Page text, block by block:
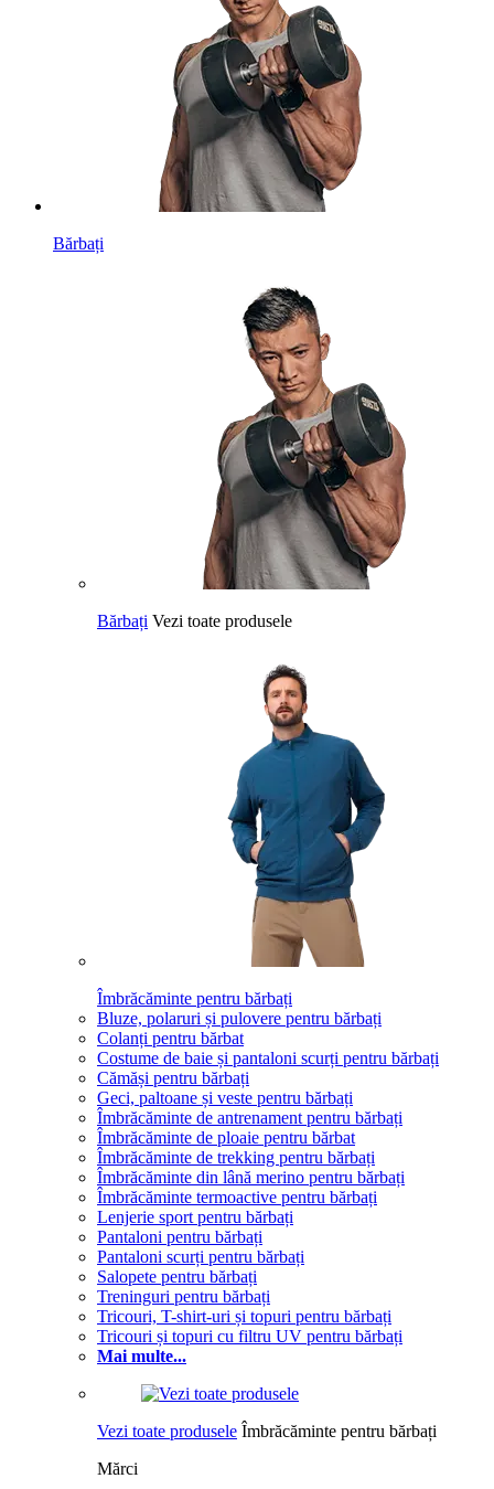
Bărbați
Bărbați Vezi toate produsele
Îmbrăcăminte pentru bărbați
Bluze, polaruri și pulovere pentru bărbați
Colanți pentru bărbat
Costume de baie și pantaloni scurți pentru bărbați
Cămăși pentru bărbați
Geci, paltoane și veste pentru bărbați
Îmbrăcăminte de antrenament pentru bărbați
Îmbrăcăminte de ploaie pentru bărbat
Îmbrăcăminte de trekking pentru bărbați
Îmbrăcăminte din lână merino pentru bărbați
Îmbrăcăminte termoactive pentru bărbați
Lenjerie sport pentru bărbați
Pantaloni pentru bărbați
Pantaloni scurți pentru bărbați
Salopete pentru bărbați
Treninguri pentru bărbați
Tricouri, T-shirt-uri și topuri pentru bărbați
Tricouri și topuri cu filtru UV pentru bărbați
Mai multe...
Vezi toate produsele Îmbrăcăminte pentru bărbați
Mărci